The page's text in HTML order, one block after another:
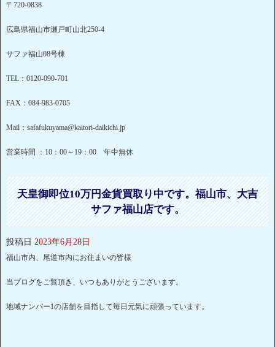
〒720-0838
広島県福山市瀬戸町山北250-4
サファ福山08号棟
TEL：0120-090-701
FAX：084-983-0705
Mail：safafukuyama@kaitori-daikichi.jp
営業時間 ：10：00～19：00 年中無休
天皇御即位10万円金貨買取り中です。福山市、大吉
サファ福山店です。
投稿日 2023年6月28日
福山市内、尾道市内にお住まいの皆様
当ブログをご覧頂き、いつもありがとうございます。
地域ナンバー1の店舗を目指して毎日元気に頑張っています。